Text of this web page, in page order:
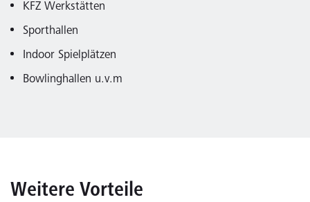
KFZ Werkstätten
Sporthallen
Indoor Spielplätzen
Bowlinghallen u.v.m
Weitere Vorteile